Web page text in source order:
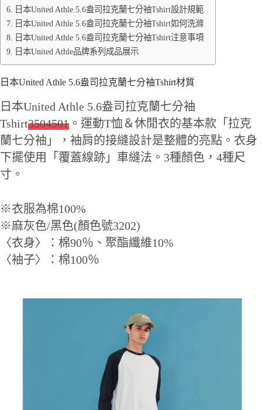
日本United Athle 5.6盎司拉克蘭七分袖Tshirt設計規範
日本United Athle 5.6盎司拉克蘭七分袖Tshirt如何洗滌
日本United Athle 5.6盎司拉克蘭七分袖Tshirt注意事項
日本United Athle品牌系列成品展示
日本United Athle 5.6盎司拉克蘭七分袖Tshirt材質
日本United Athle 5.6盎司拉克蘭七分袖
Tshirt3504501 。運動T恤＆休閒衣的基本款「拉克
蘭七分袖」，袖肩的接縫設計是整體的亮點。衣身
下擺使用「覆蓋線跡」車縫法。3種顏色，4種尺
寸。
※衣服為棉100%
※麻灰色/黑色(顏色號3202)
〈衣身〉：棉90％、聚酯纖維10%
〈袖子〉：棉100％